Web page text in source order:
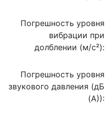
Погрешность уровня
вибрации при
долблении (м/с²):
Погрешность уровня
звукового давления (дБ
(А)):